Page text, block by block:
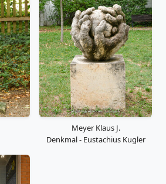
Meyer Klaus J.
Denkmal - Eustachius Kugler